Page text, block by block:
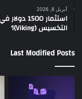
أبريل 8, 2026
التخسيس (Viking)؟
Last Modified Posts